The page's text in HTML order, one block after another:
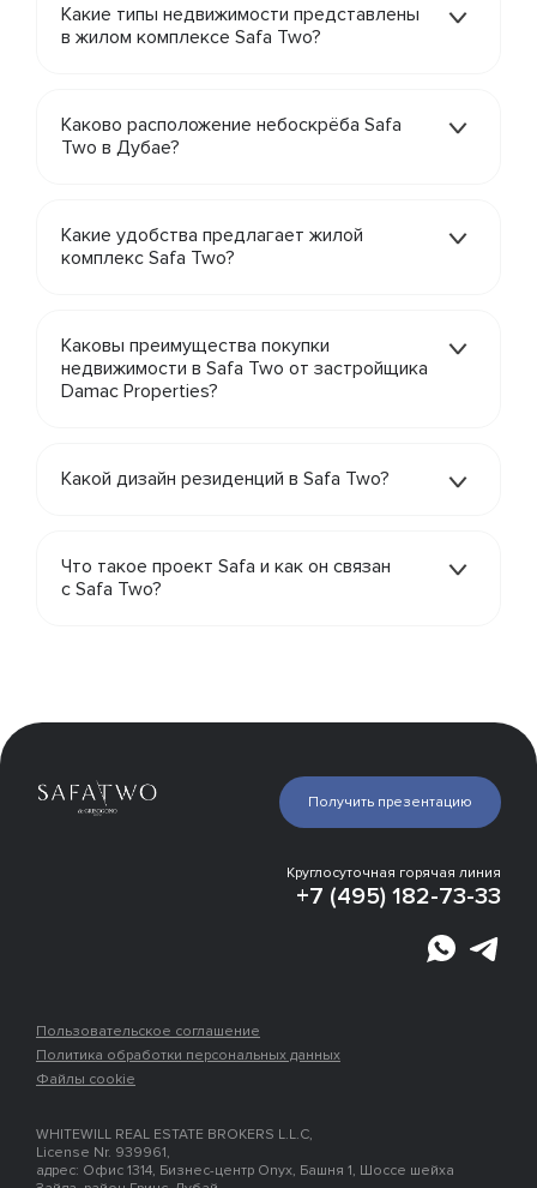
Какие типы недвижимости представлены
в жилом комплексе Safa Two?
Каково расположение небоскрёба Safa
Two в Дубае?
Какие удобства предлагает жилой
комплекс Safa Two?
Каковы преимущества покупки
недвижимости в Safa Two от застройщика
Damac Properties?
Какой дизайн резиденций в Safa Two?
Что такое проект Safa и как он связан
с Safa Two?
Галерея
Инфраструктура
Круглосуточная горячая линия
+7 (495) 182-73-33
Получить презентацию
Пользовательское соглашение
Политика обработки персональных данных
Файлы cookie
WHITEWILL REAL ESTATE BROKERS L.L.C,
License Nr. 939961,
адрес: Офис 1314, Бизнес-центр Onyx, Башня 1, Шоссе шейха